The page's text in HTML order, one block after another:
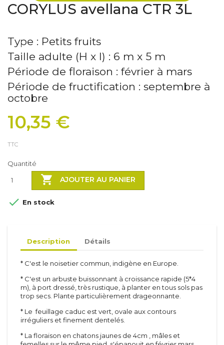
CORYLUS avellana CTR 3L
Type : Petits fruits
Taille adulte (H x l) : 6 m x 5 m
Période de floraison : février à mars
Période de fructification : septembre à
octobre
10,35 €
TTC
Quantité
 AJOUTER AU PANIER
 En stock
Description Détails
* C'est le noisetier commun, indigène en Europe.
* C'est un arbuste buissonnant à croissance rapide (5*4
m), à port dressé, très rustique, à planter en tous sols pas
trop secs. Plante particulièrement drageonnante.
* Le feuillage caduc est vert, ovale aux contours
irréguliers et finement dentelés.
* La floraison en chatons jaunes de 4cm , mâles et